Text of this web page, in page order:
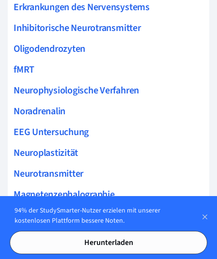
Erkrankungen des Nervensystems
Inhibitorische Neurotransmitter
Oligodendrozyten
fMRT
Neurophysiologische Verfahren
Noradrenalin
EEG Untersuchung
Neuroplastizität
Neurotransmitter
Magnetenzephalographie
Methanol
Auge
94% der StudySmarter-Nutzer erzielen mit unserer
kostenlosen Plattform bessere Noten.
Herunterladen